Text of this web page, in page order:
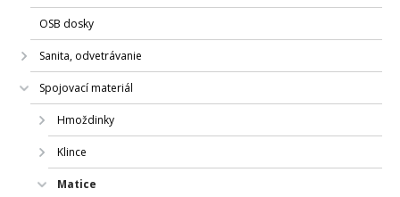
OSB dosky
Sanita, odvetrávanie
Spojovací materiál
Hmoždinky
Klince
Matice